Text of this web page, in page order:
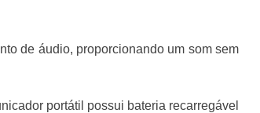
de áudio, proporcionando um som sem
portátil possui bateria recarregável